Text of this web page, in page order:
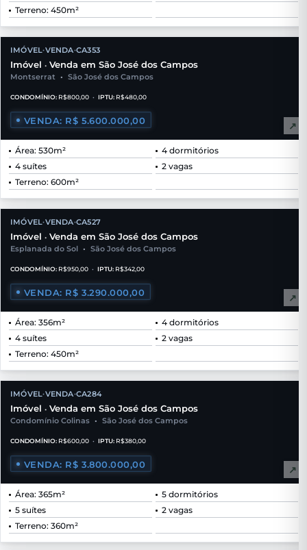
Terreno: 450m²
IMÓVEL•VENDA•CA353
Imóvel • Venda em São José dos Campos
Montserrat • São José dos Campos
CONDOMÍNIO: R$800,00 • IPTU: R$480,00
VENDA: R$ 5.600.000,00 ↗
Área: 530m²
4 dormitórios
4 suítes
2 vagas
Terreno: 600m²
IMÓVEL•VENDA•CA527
Imóvel • Venda em São José dos Campos
Esplanada do Sol • São José dos Campos
CONDOMÍNIO: R$950,00 • IPTU: R$342,00
VENDA: R$ 3.290.000,00 ↗
Área: 356m²
4 dormitórios
4 suítes
2 vagas
Terreno: 450m²
IMÓVEL•VENDA•CA284
Imóvel • Venda em São José dos Campos
Condomínio Colinas • São José dos Campos
CONDOMÍNIO: R$600,00 • IPTU: R$380,00
VENDA: R$ 3.800.000,00 ↗
Área: 365m²
5 dormitórios
5 suítes
2 vagas
Terreno: 360m²